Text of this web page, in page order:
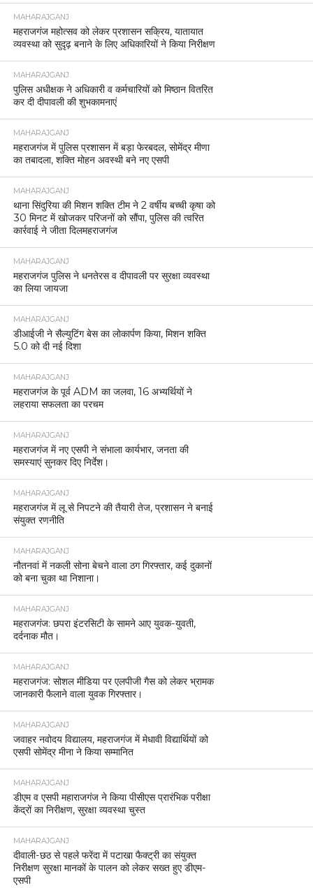
MAHARAJGANJ
महराजगंज महोत्सव को लेकर प्रशासन सक्रिय, यातायात
व्यवस्था को सुदृढ़ बनाने के लिए अधिकारियों ने किया निरीक्षण
MAHARAJGANJ
पुलिस अधीक्षक ने अधिकारी व कर्मचारियों को मिष्ठान वितरित
कर दी दीपावली की शुभकामनाएं
MAHARAJGANJ
महराजगंज में पुलिस प्रशासन में बड़ा फेरबदल, सोमेंद्र मीणा
का तबादला, शक्ति मोहन अवस्थी बने नए एसपी
MAHARAJGANJ
थाना सिंदुरिया की मिशन शक्ति टीम ने 2 वर्षीय बच्ची कृषा को
30 मिनट में खोजकर परिजनों को सौंपा, पुलिस की त्वरित
कार्रवाई ने जीता दिलमहराजगंज
MAHARAJGANJ
महराजगंज पुलिस ने धनतेरस व दीपावली पर सुरक्षा व्यवस्था
का लिया जायजा
MAHARAJGANJ
डीआईजी ने सैल्युटिंग बेस का लोकार्पण किया, मिशन शक्ति
5.0 को दी नई दिशा
MAHARAJGANJ
महराजगंज के पूर्व ADM का जलवा, 16 अभ्यर्थियों ने
लहराया सफलता का परचम
MAHARAJGANJ
महराजगंज में नए एसपी ने संभाला कार्यभार, जनता की
समस्याएं सुनकर दिए निर्देश।
MAHARAJGANJ
महराजगंज में लू से निपटने की तैयारी तेज, प्रशासन ने बनाई
संयुक्त रणनीति
MAHARAJGANJ
नौतनवां में नकली सोना बेचने वाला ठग गिरफ्तार, कई दुकानों
को बना चुका था निशाना।
MAHARAJGANJ
महराजगंज: छपरा इंटरसिटी के सामने आए युवक-युवती,
दर्दनाक मौत।
MAHARAJGANJ
महराजगंज: सोशल मीडिया पर एलपीजी गैस को लेकर भ्रामक
जानकारी फैलाने वाला युवक गिरफ्तार।
MAHARAJGANJ
जवाहर नवोदय विद्यालय, महराजगंज में मेधावी विद्यार्थियों को
एसपी सोमेंद्र मीना ने किया सम्मानित
MAHARAJGANJ
डीएम व एसपी महाराजगंज ने किया पीसीएस प्रारंभिक परीक्षा
केंद्रों का निरीक्षण, सुरक्षा व्यवस्था चुस्त
MAHARAJGANJ
दीवाली-छठ से पहले फरेंदा में पटाखा फैक्ट्री का संयुक्त
निरीक्षण सुरक्षा मानकों के पालन को लेकर सख्त हुए डीएम-
एसपी